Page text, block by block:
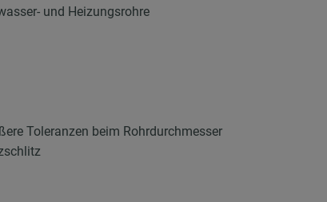
und Heizungsrohre
Toleranzen beim Rohrdurchmesser